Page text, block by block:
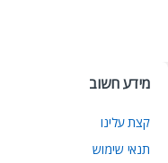
מידע חשוב
קצת עלינו
תנאי שימוש